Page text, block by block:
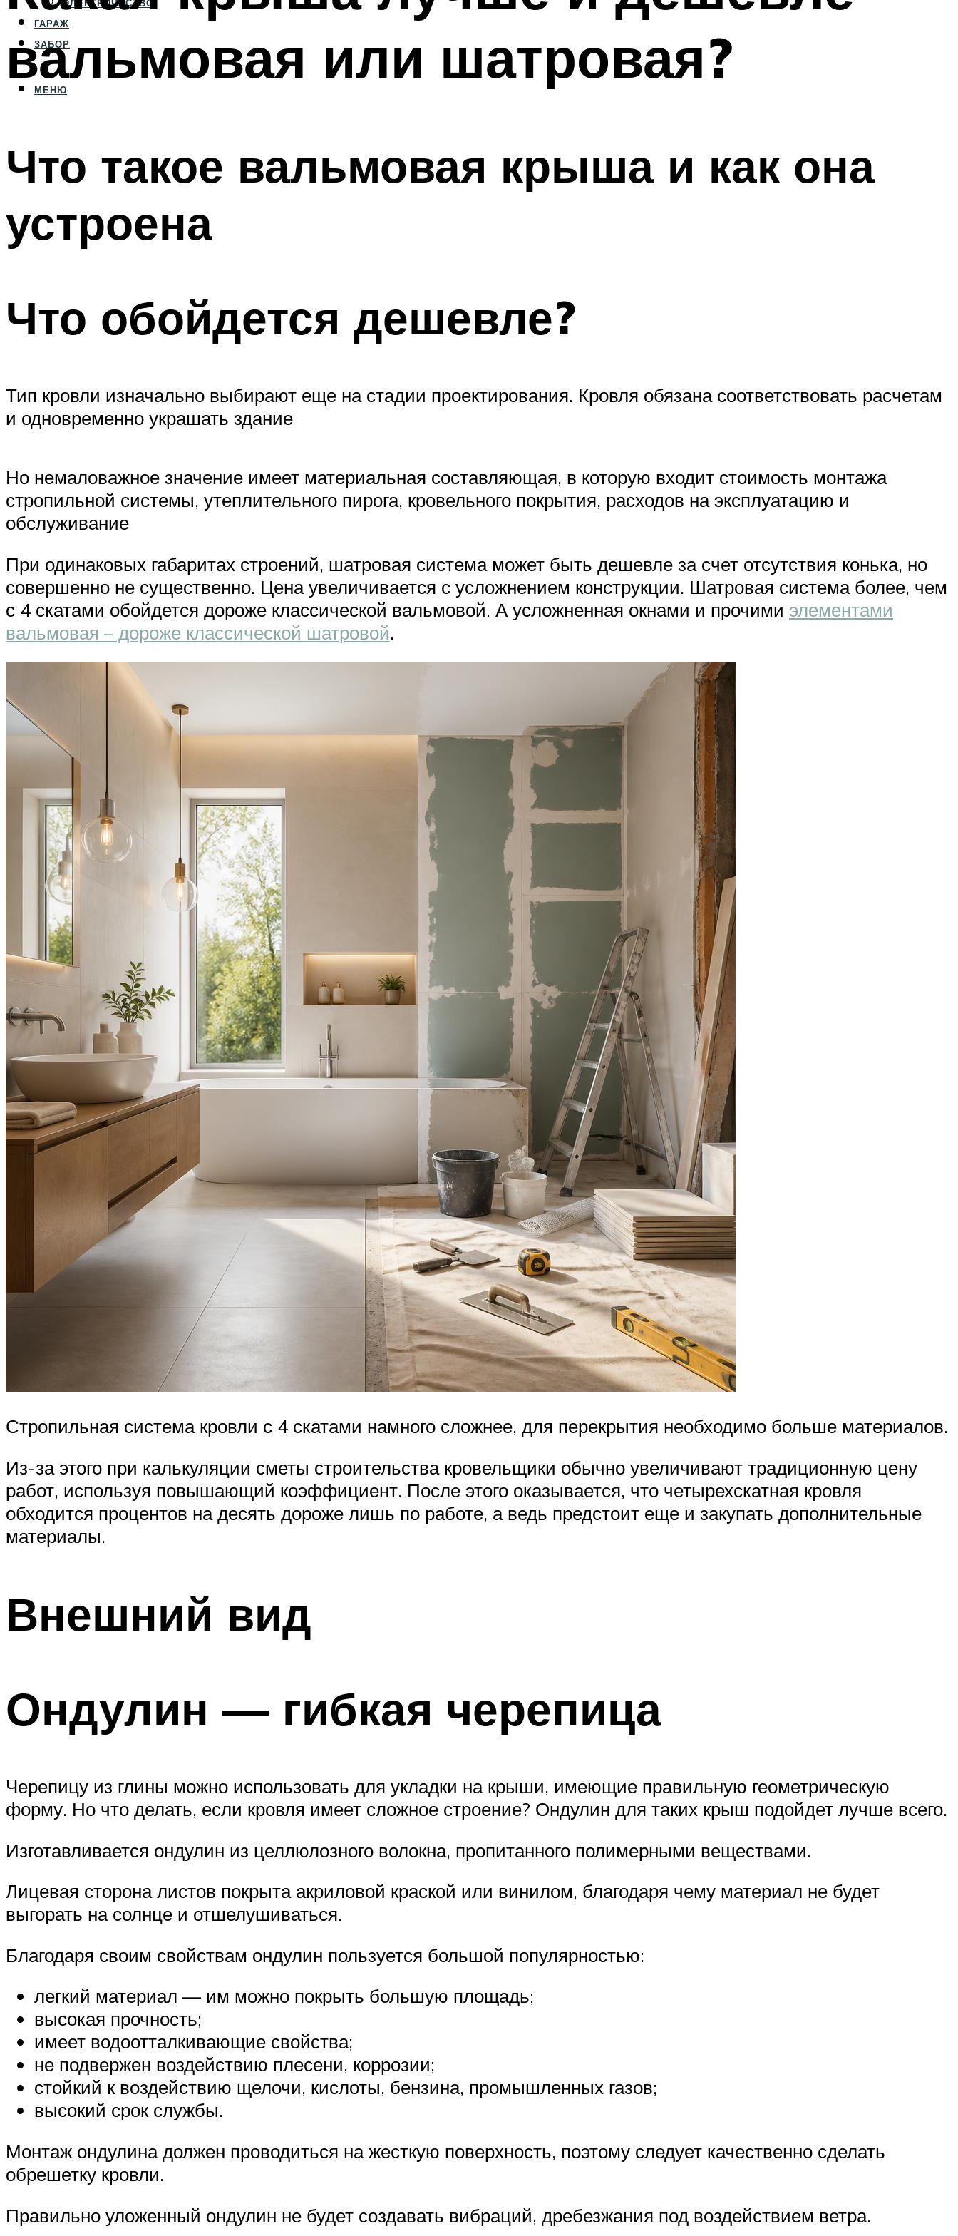
ЭЛЕКТРИЧЕСТВО
ГАРАЖ
ЗАБОР
МЕНЮ
вальмовая или шатровая?
Что такое вальмовая крыша и как она
устроена
Что обойдется дешевле?
Тип кровли изначально выбирают еще на стадии проектирования. Кровля обязана соответствовать расчетам
и одновременно украшать здание
Но немаловажное значение имеет материальная составляющая, в которую входит стоимость монтажа
стропильной системы, утеплительного пирога, кровельного покрытия, расходов на эксплуатацию и
обслуживание
При одинаковых габаритах строений, шатровая система может быть дешевле за счет отсутствия конька, но
совершенно не существенно. Цена увеличивается с усложнением конструкции. Шатровая система более, чем
с 4 скатами обойдется дороже классической вальмовой. А усложненная окнами и прочими элементами
вальмовая – дороже классической шатровой.
Стропильная система кровли с 4 скатами намного сложнее, для перекрытия необходимо больше материалов.
Из-за этого при калькуляции сметы строительства кровельщики обычно увеличивают традиционную цену
работ, используя повышающий коэффициент. После этого оказывается, что четырехскатная кровля
обходится процентов на десять дороже лишь по работе, а ведь предстоит еще и закупать дополнительные
материалы.
Внешний вид
Ондулин — гибкая черепица
Черепицу из глины можно использовать для укладки на крыши, имеющие правильную геометрическую
форму. Но что делать, если кровля имеет сложное строение? Ондулин для таких крыш подойдет лучше всего.
Изготавливается ондулин из целлюлозного волокна, пропитанного полимерными веществами.
Лицевая сторона листов покрыта акриловой краской или винилом, благодаря чему материал не будет
выгорать на солнце и отшелушиваться.
Благодаря своим свойствам ондулин пользуется большой популярностью:
легкий материал — им можно покрыть большую площадь;
высокая прочность;
имеет водоотталкивающие свойства;
не подвержен воздействию плесени, коррозии;
стойкий к воздействию щелочи, кислоты, бензина, промышленных газов;
высокий срок службы.
Монтаж ондулина должен проводиться на жесткую поверхность, поэтому следует качественно сделать
обрешетку кровли.
Правильно уложенный ондулин не будет создавать вибраций, дребезжания под воздействием ветра.